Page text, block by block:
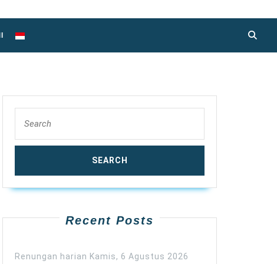
for:
Recent Posts
Renungan harian Kamis, 6 Agustus 2026